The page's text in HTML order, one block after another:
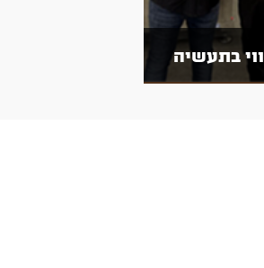
בתעשיה